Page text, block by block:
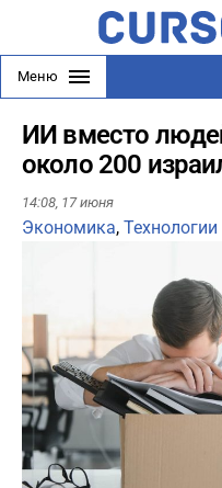
Меню
ИИ вместо
около 200
14:08, 17 июня
Экономика, Технологии